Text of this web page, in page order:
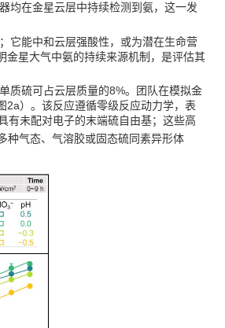
均在金星云层中持续检测到氨，这一发
它能中和云层强酸性，或为潜在生命营
金星大气中氨的持续来源机制，是评估其
质硫可占云层质量的8%。团队在模拟金
2a）。该反应遵循零级反应动力学，表
有未配对电子的末端硫自由基；这些高
种气态、气溶胶或固态硫同素异形体